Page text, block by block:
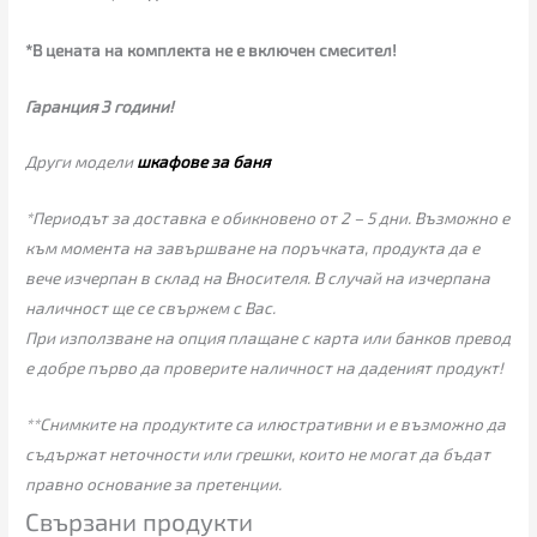
*В цената на комплекта не е включен смесител!
Гаранция 3 години!
Други моделишкафове за баня
*Периодът за доставка е обикновено от 2 – 5 дни. Възможно е
към момента на завършване на поръчката, продукта да е
вече изчерпан в склад на Вносителя. В случай на изчерпана
наличност ще се свържем с Вас.
При използване на опция плащане с карта или банков превод
е добре първо да проверите наличност на даденият продукт!
**Снимките на продуктите са илюстративни и е възможно да
съдържат неточности или грешки, които не могат да бъдат
правно основание за претенции.
Свързани продукти